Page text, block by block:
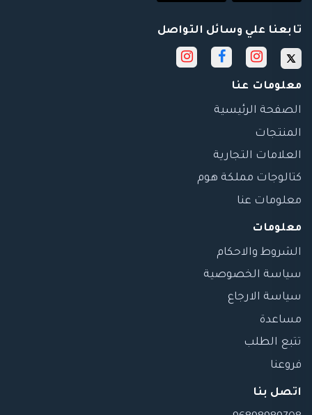
تابعنا علي وسائل التواصل
معلومات عنا
الصفحة الرئيسية
المنتجات
العلامات التجارية
كتالوجات مملكة هوم
معلومات عنا
معلومات
الشروط والاحكام
سياسة الخصوصية
سياسة الارجاع
مساعدة
تتبع الطلب
فروعنا
اتصل بنا